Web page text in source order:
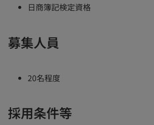
日商簿記検定資格
募集人員
20名程度
採用条件等